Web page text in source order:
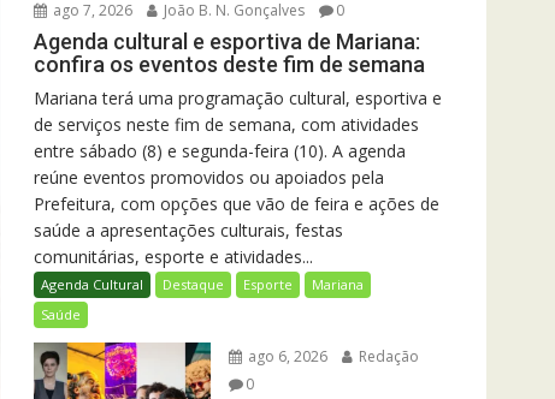
ago 7, 2026 João B. N. Gonçalves 0
Agenda cultural e esportiva de Mariana:
confira os eventos deste fim de semana
Mariana terá uma programação cultural, esportiva e
de serviços neste fim de semana, com atividades
entre sábado (8) e segunda-feira (10). A agenda
reúne eventos promovidos ou apoiados pela
Prefeitura, com opções que vão de feira e ações de
saúde a apresentações culturais, festas
comunitárias, esporte e atividades...
Agenda Cultural Destaque Esporte
Mariana
Saúde
ago 6, 2026
Redação
0